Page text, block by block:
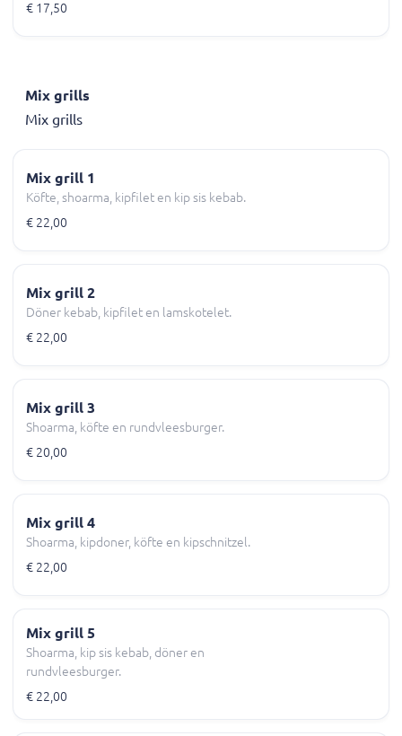
€ 17,50
Mix grills
Mix grills
Mix grill 1
Köfte, shoarma, kipfilet en kip sis kebab.
€ 22,00
Mix grill 2
Döner kebab, kipfilet en lamskotelet.
€ 22,00
Mix grill 3
Shoarma, köfte en rundvleesburger.
€ 20,00
Mix grill 4
Shoarma, kipdoner, köfte en kipschnitzel.
€ 22,00
Mix grill 5
Shoarma, kip sis kebab, döner en
rundvleesburger.
€ 22,00